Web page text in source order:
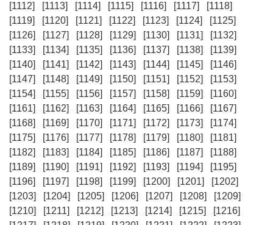
[1112]
[1113] [1114] [1115] [1116] [1117]
[1118]
[1119]
[1120] [1121] [1122] [1123] [1124]
[1125]
[1126]
[1127] [1128] [1129] [1130] [1131]
[1132]
[1133]
[1134] [1135] [1136] [1137] [1138]
[1139]
[1140]
[1141] [1142] [1143] [1144] [1145]
[1146]
[1147]
[1148] [1149] [1150] [1151] [1152]
[1153]
[1154]
[1155] [1156] [1157] [1158] [1159]
[1160]
[1161]
[1162] [1163] [1164] [1165] [1166]
[1167]
[1168]
[1169] [1170] [1171] [1172] [1173]
[1174]
[1175]
[1176] [1177] [1178] [1179] [1180]
[1181]
[1182]
[1183] [1184] [1185] [1186] [1187]
[1188]
[1189]
[1190] [1191] [1192] [1193] [1194]
[1195]
[1196]
[1197] [1198] [1199] [1200] [1201]
[1202]
[1203]
[1204] [1205] [1206] [1207] [1208]
[1209]
[1210]
[1211] [1212] [1213] [1214] [1215]
[1216]